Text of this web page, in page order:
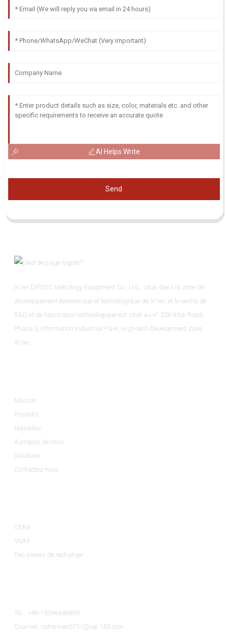
AI Helps Write
Send
Xi'an DIPSEC Metrology Equipment Co., Ltd., situé dans la zone de
développement économique et technologique de Xi'an, et le centre de
R&D et de fabrication technologique est situé au n° 526 Xitai Road,
Phase 2, Information Industrial Park, High-tech Development Zone,
Xi'an.
Maison
Produits
Nouvelles
À propos de nous
Solutions
Contactez-nous
CMM
VMM
Des pièces de rechange
Tél. : +86-15596686895
Courriel : outre-mer0711@vip.163.com